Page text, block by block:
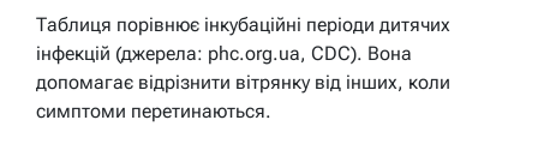
Таблиця порівнює інкубаційні періоди дитячих
інфекцій (джерела: phc.org.ua, CDC). Вона
допомагає відрізнити вітрянку від інших, коли
симптоми перетинаються.